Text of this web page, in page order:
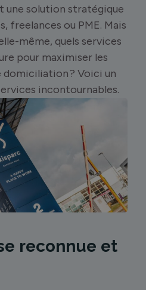
une solution stratégique
freelances ou PME. Mais
même, quels services
pour maximiser les
domiciliation ? Voici un
incontournables.
reconnue et